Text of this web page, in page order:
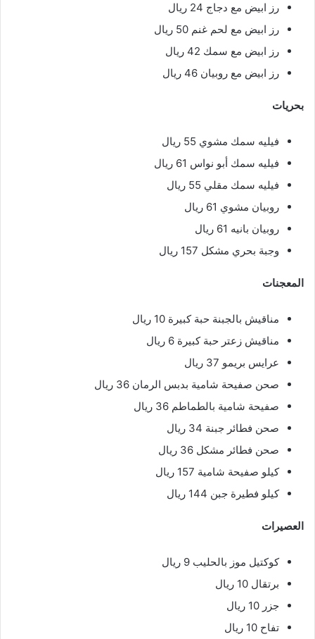
رز ابيض مع دجاج 24 ريال
رز ابيض مع لحم غنم 50 ريال
رز ابيض مع سمك 42 ريال
رز ابيض مع روبيان 46 ريال
بحريات
فيليه سمك مشوي 55 ريال
فيليه سمك أبو نواس 61 ريال
فيليه سمك مقلي 55 ريال
روبيان مشوي 61 ريال
روبيان بانيه 61 ريال
وجبة بحري مشكل 157 ريال
المعجنات
مناقيش بالجبنة حبة كبيرة 10 ريال
مناقيش زعتر حبة كبيرة 6 ريال
عرايس بريمو 37 ريال
صحن صفيحة شامية بدبس الرمان 36 ريال
صفيحة شامية بالطماطم 36 ريال
صحن فطائر جبنة 34 ريال
صحن فطائر مشكل 36 ريال
كيلو صفيحة شامية 157 ريال
كيلو فطيرة جبن 144 ريال
العصيرات
كوكتيل موز بالحليب 9 ريال
برتقال 10 ريال
جزر 10 ريال
تفاح 10 ريال